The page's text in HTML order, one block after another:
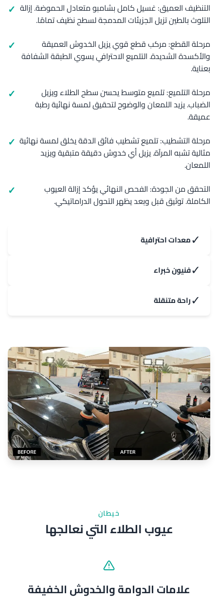
التنظيف العميق: غسيل كامل بشامبو متعادل الحموضة. إزالة
التلوث بالطين تزيل الجزيئات المدمجة لسطح نظيف تمامًا.
مرحلة القطع: مركب قطع قوي يزيل الخدوش العميقة
والأكسدة الشديدة. التلميع الاحترافي يسوي الطبقة الشفافة
بعناية.
مرحلة التلميع: تلميع متوسط يحسن سطح الطلاء ويزيل
الضباب. يزيد اللمعان والوضوح لتحقيق لمسة نهائية رطبة
عميقة.
مرحلة التشطيب: تلميع تشطيب فائق الدقة يخلق لمسة نهائية
مثالية تشبه المرآة. يزيل أي خدوش دقيقة متبقية ويزيد
اللمعان.
التحقق من الجودة: الفحص النهائي يؤكد إزالة العيوب
الكاملة. توثيق قبل وبعد يظهر التحول الدراماتيكي.
✓معدات احترافية
✓فنيون خبراء
✓راحة متنقلة
خيطان
عيوب الطلاء التي نعالجها
علامات الدوامة والخدوش الخفيفة